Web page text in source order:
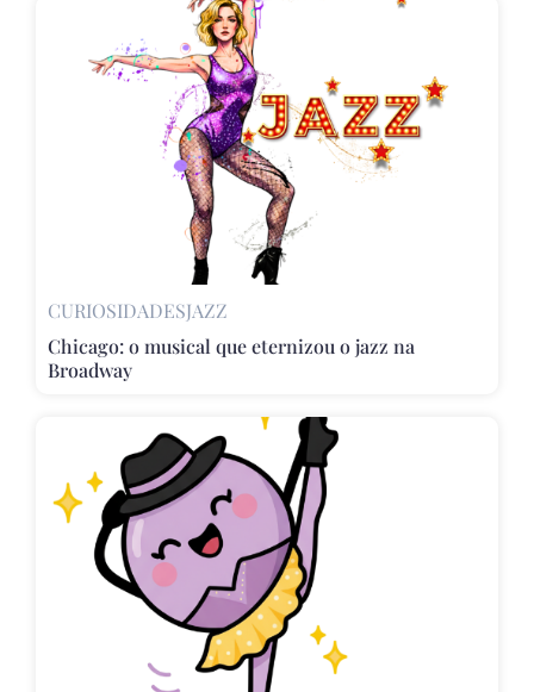
CURIOSIDADESJAZZ
Chicago: o musical que eternizou o jazz na
Broadway